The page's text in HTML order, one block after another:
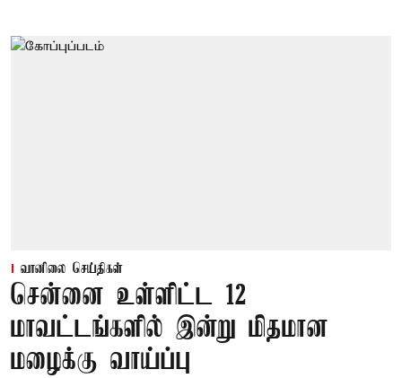
வானிலை செய்திகள்
சென்னை உள்ளிட்ட 12
மாவட்டங்களில் இன்று மிதமான
மழைக்கு வாய்ப்பு